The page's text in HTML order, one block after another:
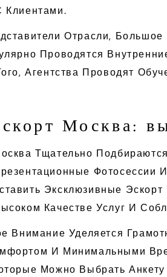
Клиентами.
Отрасли,
Проводятся
Агентства Проводят
Москва:
Тщательно
Фотосессии
Эксклюзивные
Качестве Услуг И
Внимание Уделяется
И Минимальными
Можно Выбрать